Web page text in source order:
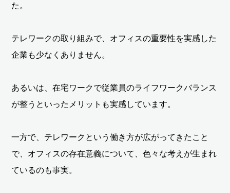
た。
テレワークの取り組みで、オフィスの重要性を実感した
企業も少なくありません。
あるいは、在宅ワークで従業員のライフワークバランス
が整うといったメリットも実感しています。
一方で、テレワークという働き方が広がってきたこと
で、オフィスの存在意義について、色々な考えが生まれ
ているのも事実。